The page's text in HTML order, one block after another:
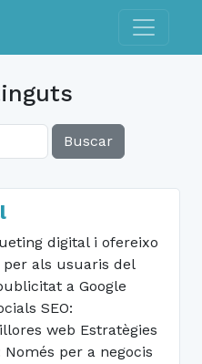
Toggle
Buscar
digital i ofereixo
per als usuaris del
a Google
SEO:
web Estratègies
Només per a negocis